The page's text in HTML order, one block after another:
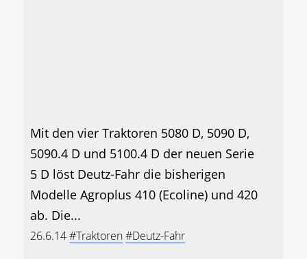
Mit den vier Traktoren 5080 D, 5090 D,
5090.4 D und 5100.4 D der neuen Serie
5 D löst Deutz-Fahr die bisherigen
Modelle Agroplus 410 (Ecoline) und 420
ab. Die...
26.6.14#Traktoren#Deutz-Fahr